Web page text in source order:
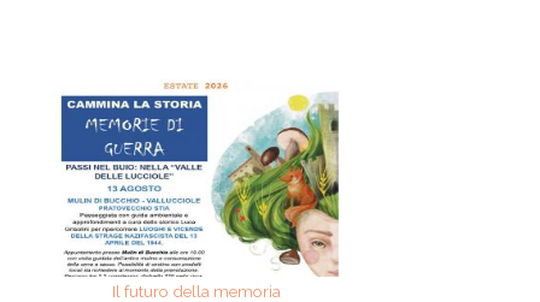
Il futuro della memoria